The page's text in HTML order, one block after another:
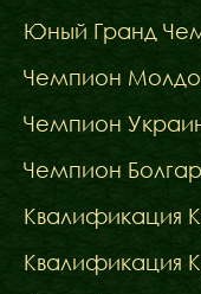
Юный Гранд
Чемпион
Чемпион
Чемпион
Квалификация
Квалификация